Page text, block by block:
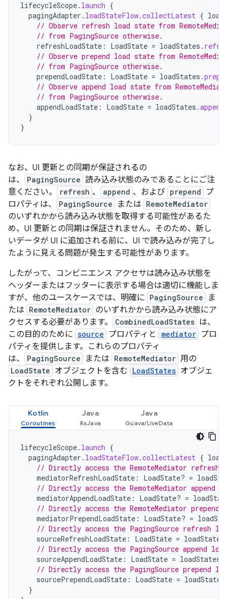
lifecycleScope. launch {
pagingAdapter . loadStateFlow.collectLatest {
// Observe refresh load state from
// from PagingSource otherwise.
refreshLoadState : LoadState = loadStates .
// Observe prepend load state from
// from PagingSource otherwise.
prependLoadState : LoadState = loadStates .
// Observe append load state from
// from PagingSource otherwise.
appendLoadState : LoadState = loadStates .append
}
}
なお、UI 更新との同期が保証されるの
は、
PagingSource 読み込み状態のみであることにご注
意ください。
refresh 、 append 、および prepend
プ
ロパティは、
PagingSource または RemoteMediator
のいずれかから読み込み状態を取得する可能性があるた
め、UI 更新との同期は保証されません。そのため、新し
いデータが UI に追加される前に、UI で読み込みが完了し
たように見える問題が発生する可能性があります。
したがって、コンビニエンス アクセサは読み込み状態を
ヘッダーまたはフッターに表示する場合は適切に機能しま
すが、他のユースケースでは、明確に PagingSource
ま
たは RemoteMediator のいずれかから読み込み状態にア
クセスする必要があります。
CombinedLoadStates は、
この目的のために source プロパティと mediator プロ
パティを提供します。これらのプロパティ
は、
PagingSource または RemoteMediator 用の
LoadState オブジェクトを含む LoadStates オブジェ
クトをそれぞれ公開します。
Kotlin Java Java
lifecycleScope. launch {
pagingAdapter . loadStateFlow.collectLatest {
// Directly access the RemoteMediator refresh
mediatorRefreshLoadState : LoadState? =
// Directly access the RemoteMediator append
mediatorAppendLoadState : LoadState? =
// Directly access the RemoteMediator prepend
mediatorPrependLoadState : LoadState? =
// Directly access the PagingSource refresh
sourceRefreshLoadState : LoadState = loadStates
// Directly access the PagingSource append
sourceAppendLoadState : LoadState = loadStates
// Directly access the PagingSource prepend
sourcePrependLoadState : LoadState = loadStates
}